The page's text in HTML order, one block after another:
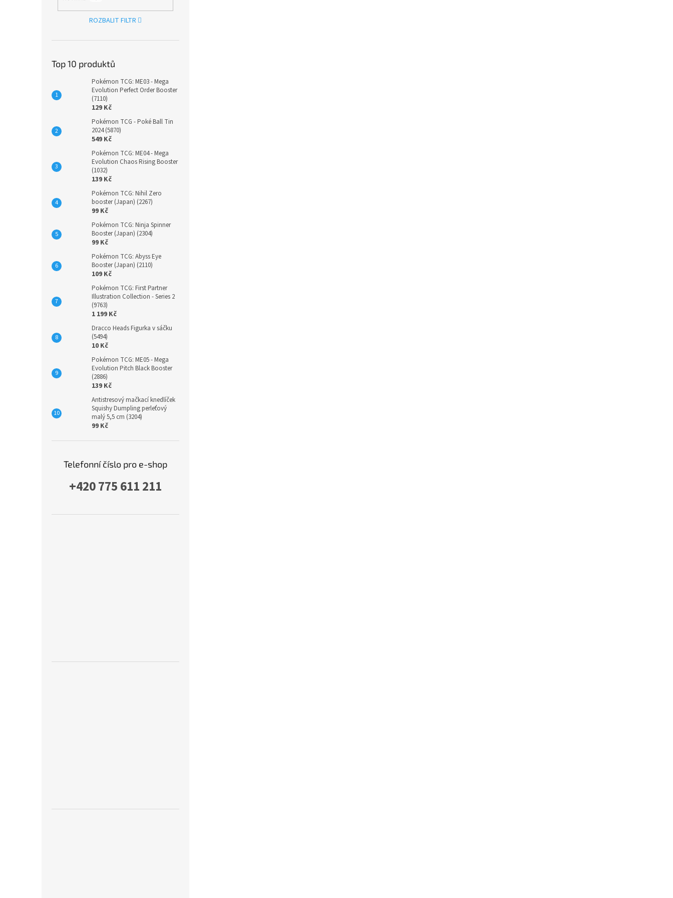
ROZBALIT FILTR
Top 10 produktů
Pokémon TCG: ME03 - Mega
Evolution Perfect Order Booster
(7110)
129 Kč
Pokémon TCG - Poké Ball Tin
2024 (5870)
549 Kč
Pokémon TCG: ME04 - Mega
Evolution Chaos Rising Booster
(1032)
139 Kč
Pokémon TCG: Nihil Zero
booster (Japan) (2267)
99 Kč
Pokémon TCG: Ninja Spinner
Booster (Japan) (2304)
99 Kč
Pokémon TCG: Abyss Eye
Booster (Japan) (2110)
109 Kč
Pokémon TCG: First Partner
Illustration Collection - Series 2
(9763)
1 199 Kč
Dracco Heads Figurka v sáčku
(5494)
10 Kč
Pokémon TCG: ME05 - Mega
Evolution Pitch Black Booster
(2886)
139 Kč
Antistresový mačkací knedlíček
Squishy Dumpling perleťový
malý 5,5 cm (3204)
99 Kč
Telefonní číslo pro e-shop
+420 775 611 211